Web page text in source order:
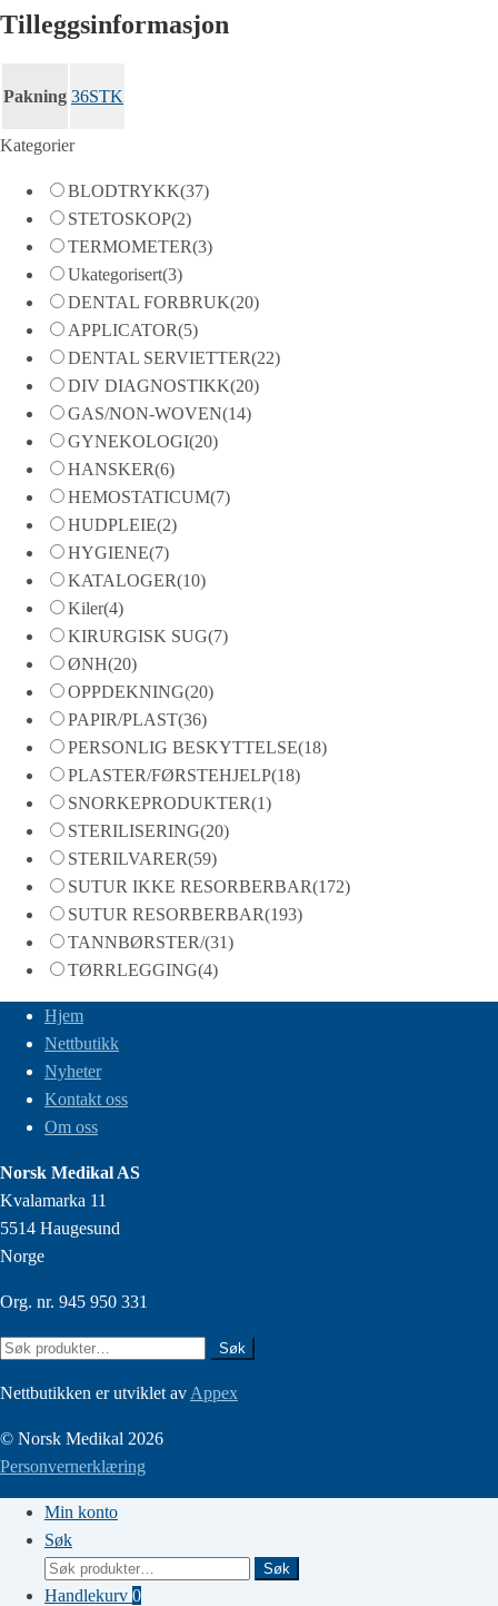
Tilleggsinformasjon
Pakning 36STK
Kategorier
BLODTRYKK(37)
STETOSKOP(2)
TERMOMETER(3)
Ukategorisert(3)
DENTAL FORBRUK(20)
APPLICATOR(5)
DENTAL SERVIETTER(22)
DIV DIAGNOSTIKK(20)
GAS/NON-WOVEN(14)
GYNEKOLOGI(20)
HANSKER(6)
HEMOSTATICUM(7)
HUDPLEIE(2)
HYGIENE(7)
KATALOGER(10)
Kiler(4)
KIRURGISK SUG(7)
ØNH(20)
OPPDEKNING(20)
PAPIR/PLAST(36)
PERSONLIG BESKYTTELSE(18)
PLASTER/FØRSTEHJELP(18)
SNORKEPRODUKTER(1)
STERILISERING(20)
STERILVARER(59)
SUTUR IKKE RESORBERBAR(172)
SUTUR RESORBERBAR(193)
TANNBØRSTER/(31)
TØRRLEGGING(4)
Hjem
Nettbutikk
Nyheter
Kontakt oss
Om oss
Norsk Medikal AS
Kvalamarka 11
5514 Haugesund
Norge
Org. nr. 945 950 331
Søk
Søk
Nettbutikken er utviklet av Appex
© Norsk Medikal 2026
Personvernerklæring
Min konto
Søk
Søk
etter:
Søk
Handlekurv 0